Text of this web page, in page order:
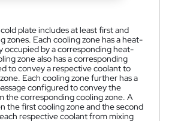
plate includes at least first and
zones. Each cooling zone has a heat-
occupied by a corresponding heat-
zone also has a corresponding
to convey a respective coolant to
Each cooling zone further has a
configured to convey the
the corresponding cooling zone. A
the first cooling zone and the second
respective coolant from mixing